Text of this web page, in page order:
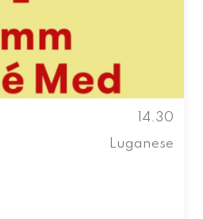
14.30
Luganese